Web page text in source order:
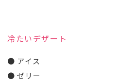
冷たいデザート
● アイス
● ゼリー